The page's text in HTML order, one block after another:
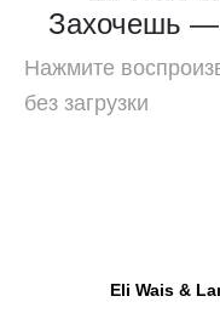
Захочешь —
Нажмите
без загрузки
Eli Wais &